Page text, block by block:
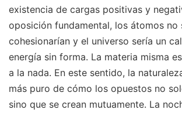
existencia de cargas positivas y
oposición fundamental, los átomos no
cohesionarían y el universo sería un
energía sin forma. La materia misma
a la nada. En este sentido, la
más puro de cómo los opuestos no
sino que se crean mutuamente. La